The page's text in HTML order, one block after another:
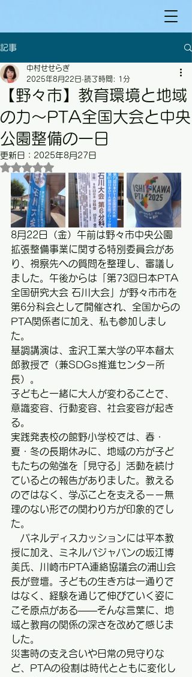
記事
【野々市】教育環境と地域
の力～PTA全国大会と中央
公園整備の一日
中村せせらぎ
2025年8月22日 読了時間: 1分
更新日： 2025年8月27日
5つ星のうちNaNと評価されています。
8月22日（金）午前は野々市中央公園
拡張整備事業に関する特別委員会があ
り、視察先への質問を整理し、審議し
ました。午後からは「第73回日本PTA
全国研究大会 石川大会」が野々市市を
第6分科会として開催され、全国からの
PTA関係者に加え、私も参加しまし
た。
基調講演は、金沢工業大学の平本督太
郎教授で（兼SDGs推進センター所
長）。
子どもと一緒に大人が変わることで、
意識変容、行動変容、社会変容が起き
る。
実践発表校の館野小学校では、春・
夏・冬の長期休みに、地域の方が子ど
もたちの勉強を「見守る」活動を続け
ているとの報告がありました。教える
のではなく、学ぶことを支えるーー無
理のない形での関わり方が印象的でし
た。
パネルディスカッションには平本教
授に加え、ミネルバジャパンの坂江博
美氏、川崎市PTA連絡協議会の浦山会
長が登壇。子どもの生き方は一通りで
はなく、経験を通じて伸びていく姿に
こそ原点がある——そんな言葉に、地
域と教育の関係の深さを改めて感じま
した。
災害時の支え合いや日常の見守りな
ど、PTAの役割は時代とともに変化し